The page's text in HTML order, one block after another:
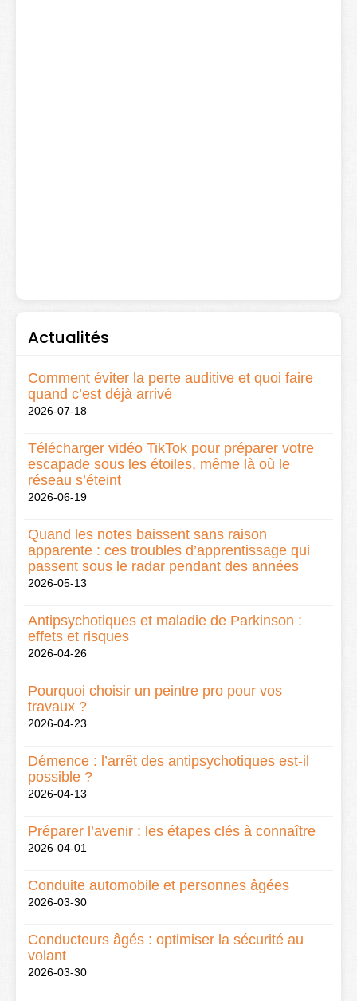
Actualités
Comment éviter la perte auditive et quoi faire
quand c’est déjà arrivé
2026-07-18
Télécharger vidéo TikTok pour préparer votre
escapade sous les étoiles, même là où le
réseau s’éteint
2026-06-19
Quand les notes baissent sans raison
apparente : ces troubles d’apprentissage qui
passent sous le radar pendant des années
2026-05-13
Antipsychotiques et maladie de Parkinson :
effets et risques
2026-04-26
Pourquoi choisir un peintre pro pour vos
travaux ?
2026-04-23
Démence : l’arrêt des antipsychotiques est-il
possible ?
2026-04-13
Préparer l’avenir : les étapes clés à connaître
2026-04-01
Conduite automobile et personnes âgées
2026-03-30
Conducteurs âgés : optimiser la sécurité au
volant
2026-03-30